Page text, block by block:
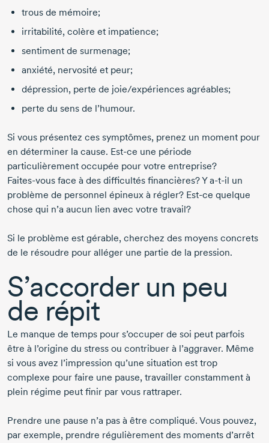
trous de mémoire;
irritabilité, colère et impatience;
sentiment de surmenage;
anxiété, nervosité et peur;
dépression, perte de joie/expériences agréables;
perte du sens de l’humour.
Si vous présentez ces symptômes, prenez un moment pour
en déterminer la cause. Est-ce une période
particulièrement occupée pour votre entreprise?
Faites-vous face à des difficultés financières? Ya-t-il un
problème de personnel épineux à régler? Est-ce quelque
chose qui n’a aucun lien avec votre travail?
Si le problème est gérable, cherchez des moyens concrets
de le résoudre pour alléger une partie de la pression.
S’accorder un peu
de répit
Le manque de temps pour s’occuper de soi peut parfois
être à l’origine du stress ou contribuer à l’aggraver. Même
si vous avez l’impression qu’une situation est trop
complexe pour faire une pause, travailler constamment à
plein régime peut finir par vous rattraper.
Prendre une pause n’a pas à être compliqué. Vous pouvez,
par exemple, prendre régulièrement des moments d’arrêt